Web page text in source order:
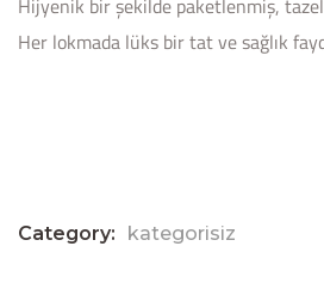
Her lokmada lüks bir tat ve sağlık
Category: kategorisiz